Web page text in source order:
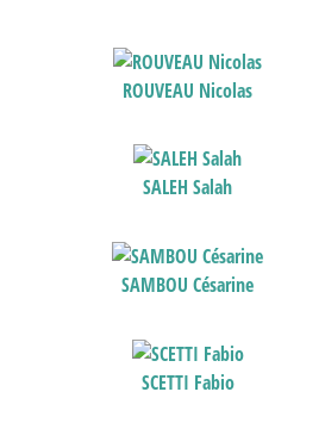
ROUVEAU Nicolas
SALEH Salah
SAMBOU Césarine
SCETTI Fabio